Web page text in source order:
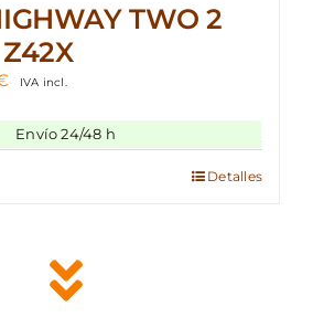
TWO 2
El
actual
es:
IVA incl.
Envío 24/48 h
Detalles